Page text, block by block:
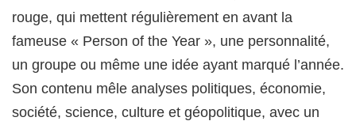
rouge, qui mettent régulièrement en avant la
fameuse « Person of the Year », une personnalité,
un groupe ou même une idée ayant marqué l’année.
Son contenu mêle analyses politiques, économie,
société, science, culture et géopolitique, avec un